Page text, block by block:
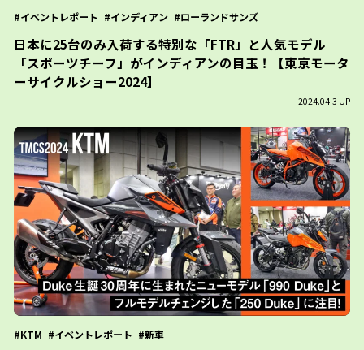
イベントレポート インディアン ローランドサンズ
日本に25台のみ入荷する特別な「FTR」と人気モデル
「スポーツチーフ」がインディアンの目玉！【東京モータ
ーサイクルショー2024】
2024.04.3 UP
KTM イベントレポート 新車